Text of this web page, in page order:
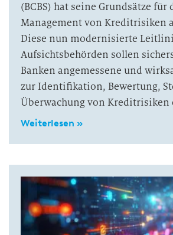
(BCBS) hat seine Grundsätze für
Management von Kreditrisiken
Diese nun modernisierte
Aufsichtsbehörden sollen
Banken angemessene und
zur Identifikation, Bewertung,
Überwachung von Kreditrisiken
Weiterlesen »